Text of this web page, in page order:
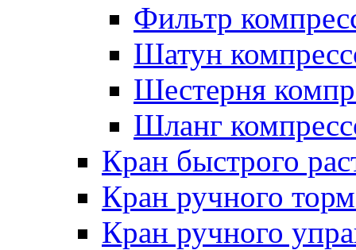
Фильтр
Шатун
Шестерня
Шланг
Кран быстрого
Кран ручного
Кран ручного